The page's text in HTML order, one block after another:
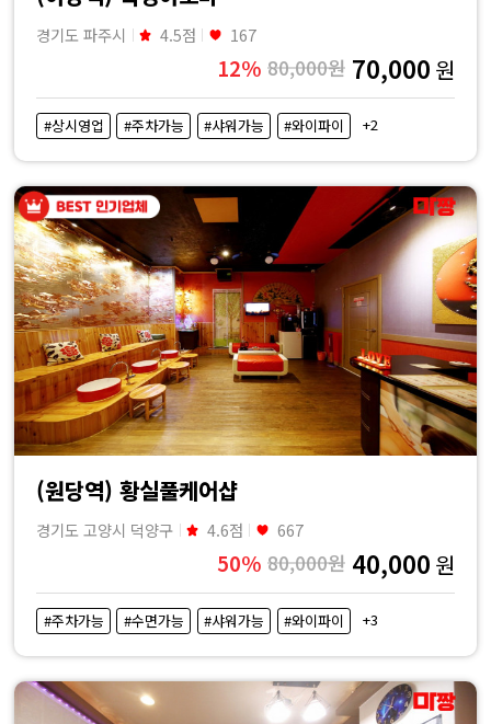
경기도 파주시 4.5점 167
12% 80,000원 70,000 원
#상시영업 #주차가능 #샤워가능 #와이파이 +2
(원당역) 황실풀케어샵
경기도 고양시 덕양구 4.6점 667
50% 80,000원 40,000 원
#주차가능 #수면가능 #샤워가능 #와이파이 +3